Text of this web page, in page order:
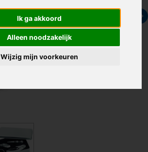
Ik ga akkoord
Alleen noodzakelijk
Wijzig mijn voorkeuren